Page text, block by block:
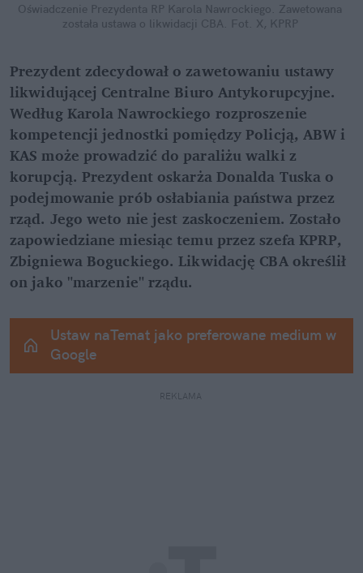
Oświadczenie Prezydenta RP Karola Nawrockiego. Zawetowana
została ustawa o likwidacji CBA. Fot. X, KPRP
Prezydent zdecydował o zawetowaniu ustawy
likwidującej Centralne Biuro Antykorupcyjne.
Według Karola Nawrockiego rozproszenie
kompetencji jednostki pomiędzy Policją, ABW i
KAS może prowadzić do paraliżu walki z
korupcją. Prezydent oskarża Donalda Tuska o
podejmowanie prób osłabiania państwa przez
rząd. Jego weto nie jest zaskoczeniem. Zostało
zapowiedziane miesiąc temu przez szefa KPRP,
Zbigniewa Boguckiego. Likwidację CBA określił
on jako "marzenie" rządu.
Ustaw naTemat jako preferowane medium w
Google
REKLAMA